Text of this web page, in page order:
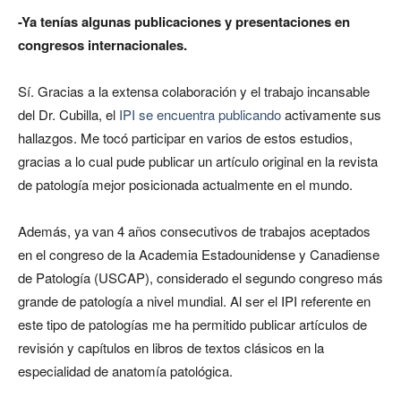
-Ya tenías algunas publicaciones y presentaciones en
congresos internacionales.
Sí. Gracias a la extensa colaboración y el trabajo incansable
del Dr. Cubilla, el IPI se encuentra publicandoactivamente sus
hallazgos. Me tocó participar en varios de estos estudios,
gracias a lo cual pude publicar un artículo original en la revista
de patología mejor posicionada actualmente en el mundo.
Además, ya van 4 años consecutivos de trabajos aceptados
en el congreso de la Academia Estadounidense y Canadiense
de Patología (USCAP), considerado el segundo congreso más
grande de patología a nivel mundial. Al ser el IPI referente en
este tipo de patologías me ha permitido publicar artículos de
revisión y capítulos en libros de textos clásicos en la
especialidad de anatomía patológica.